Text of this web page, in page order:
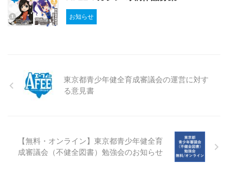
お知らせ
東京都青少年健全育成審議会の運営に対す
る意見書
【無料・オンライン】東京都青少年健全育
成審議会（不健全図書）勉強会のお知らせ